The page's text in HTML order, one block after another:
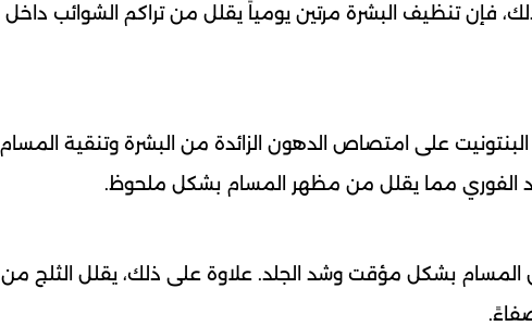
فإن تنظيف البشرة مرتين يومياً يقلل من تراكم الشوائب داخل
على امتصاص الدهون الزائدة من البشرة وتنقية المسام
الفوري مما يقلل من مظهر المسام بشكل ملحوظ.
المسام بشكل مؤقت وشد الجلد. علاوة على ذلك، يقلل الثلج من